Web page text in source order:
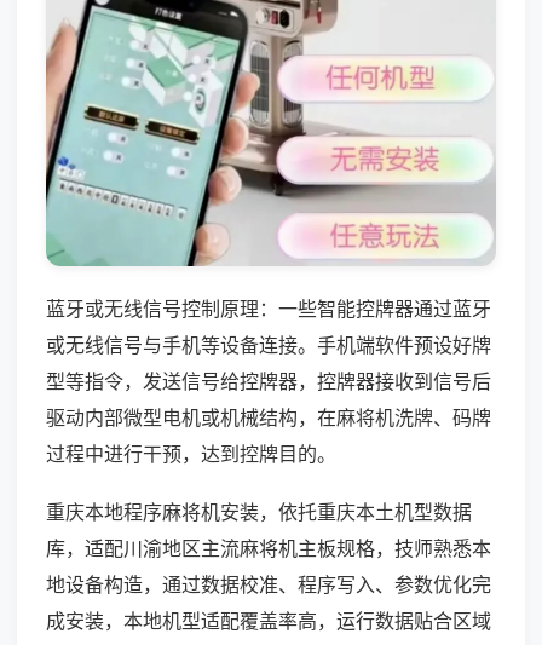
蓝牙或无线信号控制原理：一些智能控牌器通过蓝牙
或无线信号与手机等设备连接。手机端软件预设好牌
型等指令，发送信号给控牌器，控牌器接收到信号后
驱动内部微型电机或机械结构，在麻将机洗牌、码牌
过程中进行干预，达到控牌目的。
重庆本地程序麻将机安装，依托重庆本土机型数据
库，适配川渝地区主流麻将机主板规格，技师熟悉本
地设备构造，通过数据校准、程序写入、参数优化完
成安装，本地机型适配覆盖率高，运行数据贴合区域